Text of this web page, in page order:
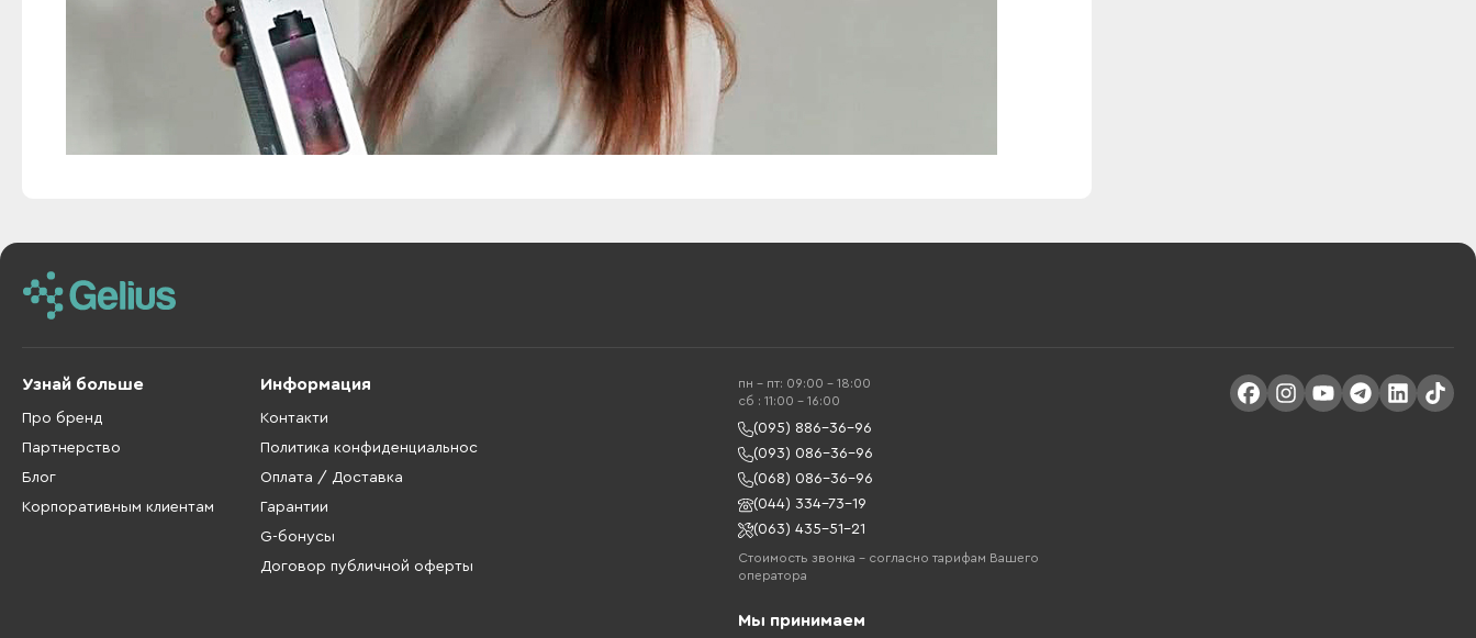
Узнай больше
Про бренд
Партнерство
Блог
Корпоративным клиентам
Информация
Контакти
Политика конфиденциальнос
Оплата / Доставка
Гарантии
G-бонусы
Договор публичной оферты
пн - пт: 09:00 - 18:00
cб : 11:00 - 16:00
(095) 886-36-96
(093) 086-36-96
(068) 086-36-96
(044) 334-73-19
(063) 435-51-21
Стоимость звонка – согласно тарифам Вашего
оператора
Мы принимаем